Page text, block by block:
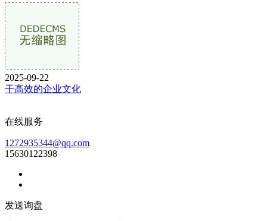
2025-09-22
干高效的企业文化
在线服务
1272935344@qq.com
15630122398
发送询盘